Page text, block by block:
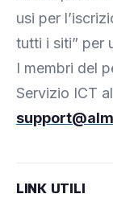
usi per
tutti i siti” per
I membri del
Servizio ICT
LINK UTILI